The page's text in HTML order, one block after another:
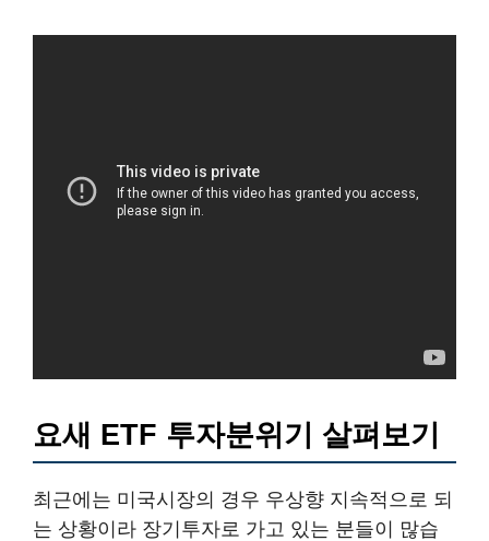
요새 ETF 투자분위기 살펴보기
최근에는 미국시장의 경우 우상향 지속적으로 되
는 상황이라 장기투자로 가고 있는 분들이 많습